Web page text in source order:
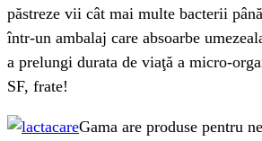
păstreze vii cât mai multe bacterii
într-un ambalaj care absoarbe
a prelungi durata de viaţă a micro-
SF, frate!
Gama are produse pentru